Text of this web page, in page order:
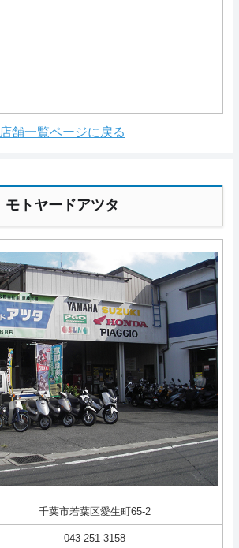
店舗一覧ページに戻る
モトヤードアツタ
千葉市若葉区愛生町65-2
043-251-3158